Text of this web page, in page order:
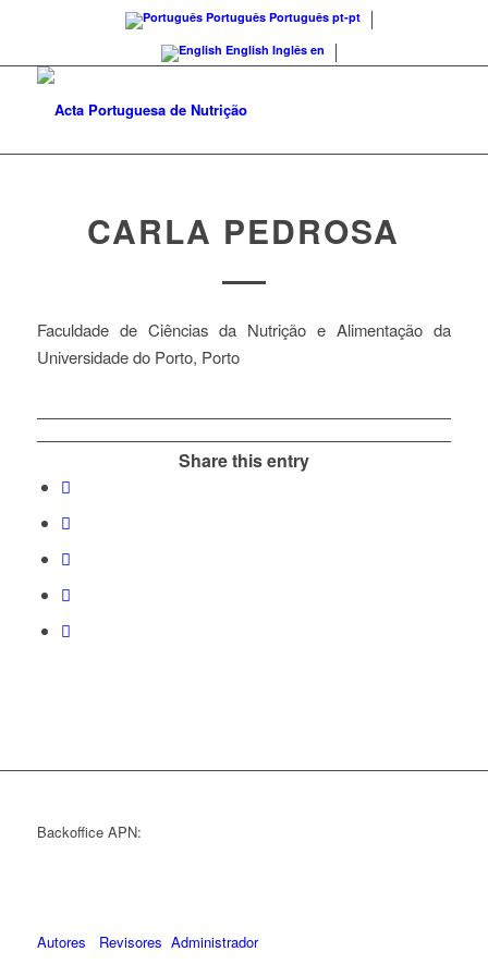
Português Português pt-pt
English Inglês en
CARLA PEDROSA
Faculdade de Ciências da Nutrição e Alimentação da
Universidade do Porto, Porto
Share this entry
Backoffice APN:
Autores Revisores Administrador